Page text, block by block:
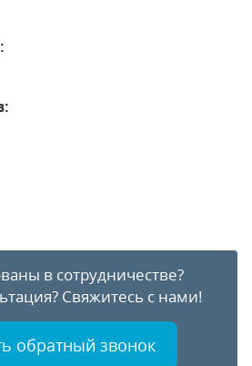
в сотрудничестве?
Свяжитесь с нами!
обратный звонок